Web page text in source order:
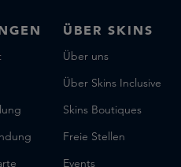
ÜBER SKINS
Über uns
Über Skins Inclusive
Skins Boutiques
Freie Stellen
Events